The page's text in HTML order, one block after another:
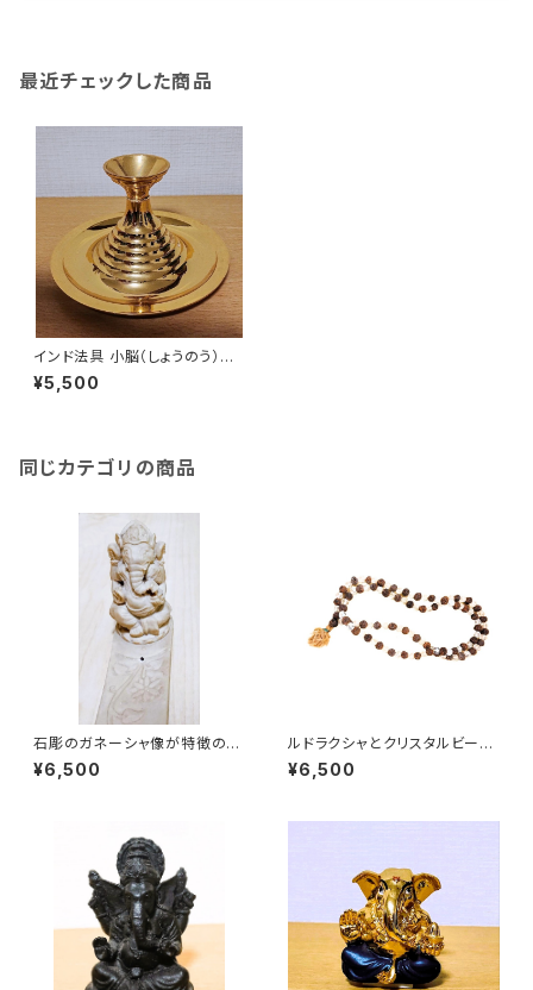
最近チェックした商品
インド法具 小脳（しょうのう）用
立て
¥5,500
同じカテゴリの商品
石彫のガネーシャ像が特徴の線
香立て
¥6,500
ルドラクシャとクリスタルビーズ
の美しい組み合わせの数珠
¥6,500